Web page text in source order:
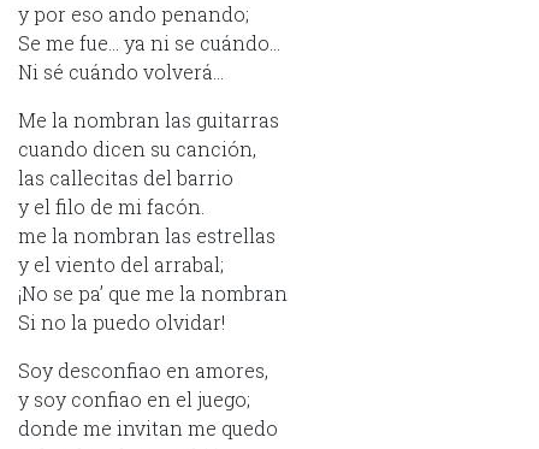
y por eso ando penando;
Se me fue… ya ni se cuándo…
Ni sé cuándo volverá…
Me la nombran las guitarras
cuando dicen su canción,
las callecitas del barrio
y el filo de mi facón.
me la nombran las estrellas
y el viento del arrabal;
¡No se pa’ que me la nombran
Si no la puedo olvidar!
Soy desconfiao en amores,
y soy confiao en el juego;
donde me invitan me quedo